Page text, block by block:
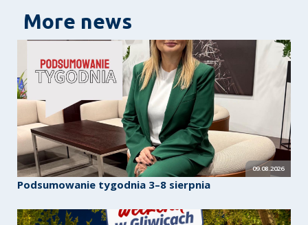
More news
09.08.2026
Podsumowanie tygodnia 3–8 sierpnia